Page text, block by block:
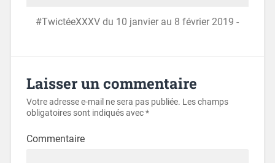
#TwictéeXXXV du 10 janvier au 8 février 2019 -
Laisser un commentaire
Votre adresse e-mail ne sera pas publiée. Les champs
obligatoires sont indiqués avec*
Commentaire